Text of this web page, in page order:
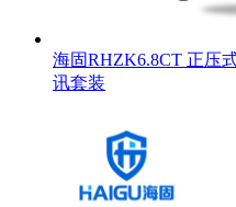
海固RHZK6.8CT 正压
讯套装